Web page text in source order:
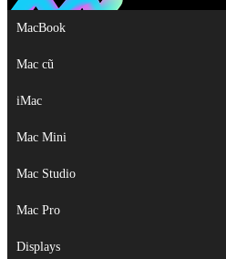
MacBook
Mac cũ
iMac
Mac Mini
Mac Studio
Mac Pro
MacBook
Mac cũ
iMac
Mac Mini
Mac Studio
Mac Pro
Displays